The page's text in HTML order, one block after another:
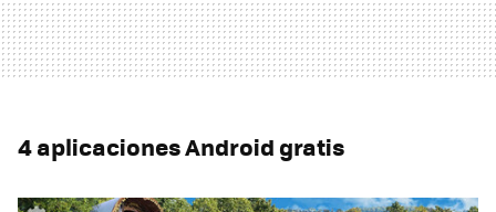
4 aplicaciones Android gratis